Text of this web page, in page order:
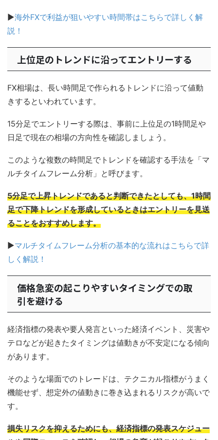
▶海外FXで利益が狙いやすい時間帯はこちらで詳しく解
説！
上位足のトレンドに沿ってエントリーする
FX相場は、長い時間足で作られるトレンドに沿って値動
きするといわれています。
15分足でエントリーする際は、事前に上位足の1時間足や
日足で現在の相場の方向性を確認しましょう。
このような複数の時間足でトレンドを確認する手法を「マ
ルチタイムフレーム分析」と呼びます。
5分足で上昇トレンドであると判断できたとしても、1時間
足で下降トレンドを形成しているときはエントリーを見送
ることをおすすめします。
▶マルチタイムフレーム分析の基本的な流れはこちらで詳
しく解説！
価格急変の起こりやすいタイミングでの取
引を避ける
経済指標の発表や要人発言といった経済イベント、災害や
テロなどが起きたタイミングは値動きが不安定になる傾向
があります。
そのような場面でのトレードは、テクニカル指標がうまく
機能せず、想定外の値動きに巻き込まれるリスクが高いで
す。
損失リスクを抑えるためにも、経済指標の発表スケジュー